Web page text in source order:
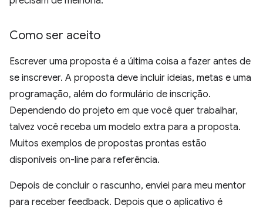
Como ser aceito
Escrever uma proposta é a última coisa a fazer antes de
se inscrever. A proposta deve incluir ideias, metas e uma
programação, além do formulário de inscrição.
Dependendo do projeto em que você quer trabalhar,
talvez você receba um modelo extra para a proposta.
Muitos exemplos de propostas prontas estão
disponíveis on-line para referência.
Depois de concluir o rascunho, enviei para meu mentor
para receber feedback. Depois que o aplicativo é